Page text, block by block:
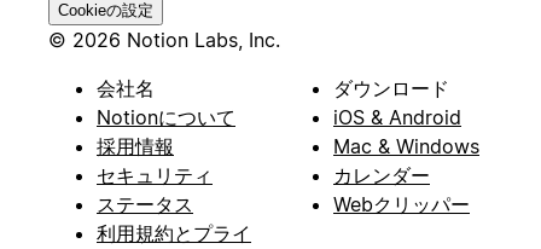
Cookieの設定
© 2026 Notion Labs, Inc.
会社名
Notionについて
採用情報
セキュリティ
ステータス
利用規約とプライ
ダウンロード
iOS & Android
Mac & Windows
カレンダー
Webクリッパー